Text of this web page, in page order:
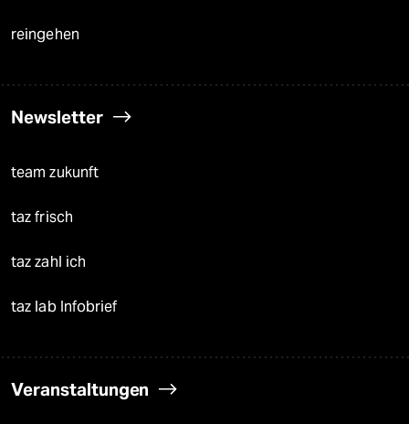
reingehen
Newsletter
team zukunft
taz frisch
taz zahl ich
taz lab Infobrief
Veranstaltungen